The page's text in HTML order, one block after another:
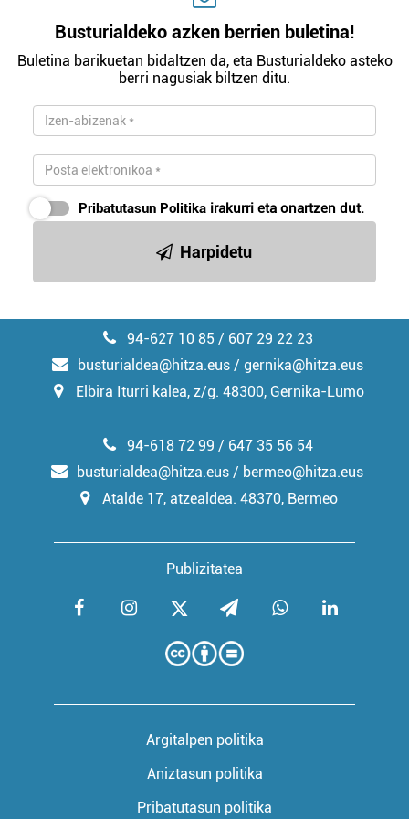
Busturialdeko azken berrien buletina!
Buletina barikuetan bidaltzen da, eta Busturialdeko asteko
berri nagusiak biltzen ditu.
Pribatutasun Politika irakurri eta onartzen dut.
Harpidetu
94-627 10 85 / 607 29 22 23
busturialdea@hitza.eus / gernika@hitza.eus
Elbira Iturri kalea, z/g. 48300, Gernika-Lumo
Publizitatea
94-618 72 99 / 647 35 56 54
busturialdea@hitza.eus / bermeo@hitza.eus
Atalde 17, atzealdea. 48370, Bermeo
Argitalpen politika
Aniztasun politika
Pribatutasun politika